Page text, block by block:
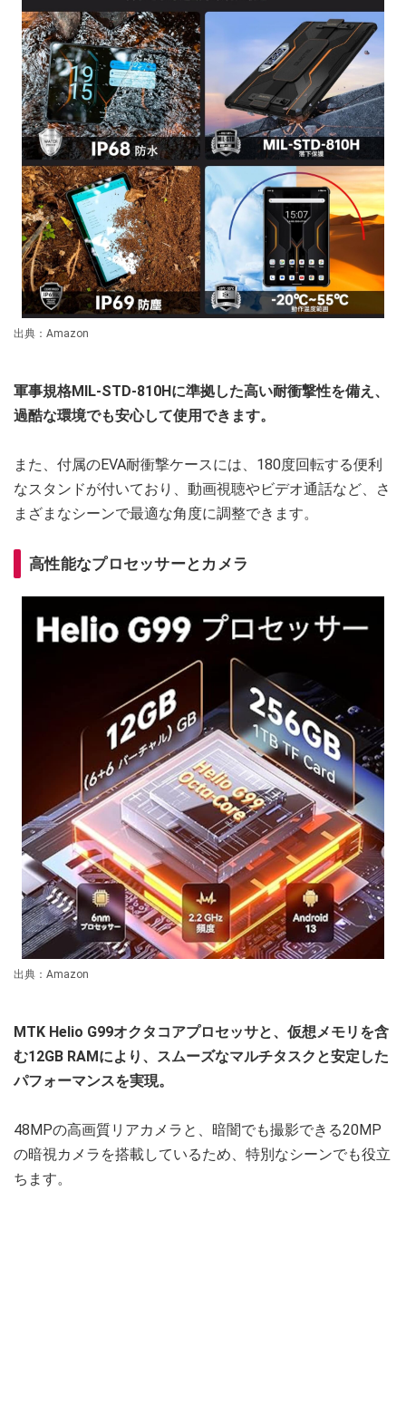
出典：Amazon
軍事規格MIL-STD-810Hに準拠した高い耐衝撃性を備え、
過酷な環境でも安心して使用できます。
また、付属のEVA耐衝撃ケースには、180度回転する便利
なスタンドが付いており、動画視聴やビデオ通話など、さ
まざまなシーンで最適な角度に調整できます。
高性能なプロセッサーとカメラ
出典：Amazon
MTK Helio G99オクタコアプロセッサと、仮想メモリを含
む12GB RAMにより、スムーズなマルチタスクと安定した
パフォーマンスを実現。
48MPの高画質リアカメラと、暗闇でも撮影できる20MP
の暗視カメラを搭載しているため、特別なシーンでも役立
ちます。